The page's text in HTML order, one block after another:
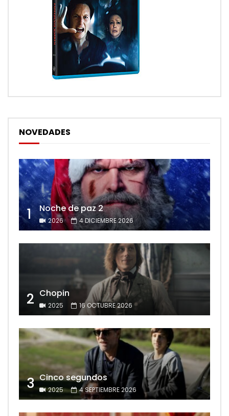
NOVEDADES
1 Noche de paz 2
2026 4 DICIEMBRE 2026
2 Chopin
2025 16 OCTUBRE 2026
3 Cinco segundos
2025 4 SEPTIEMBRE 2026